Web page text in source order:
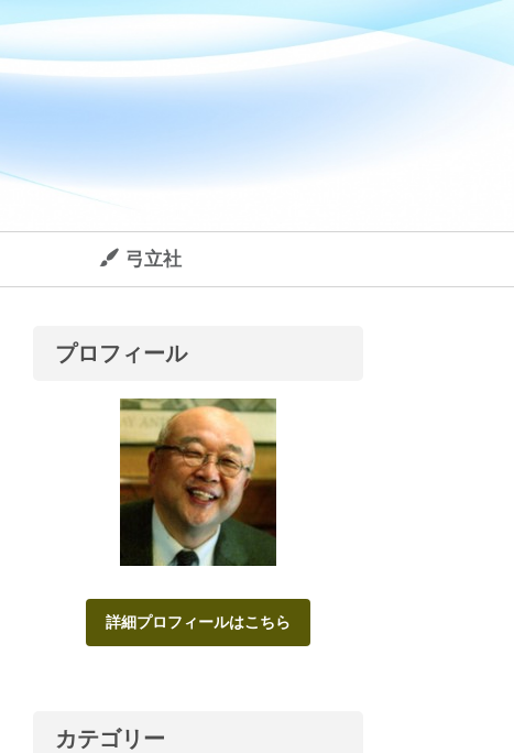
弓立社
プロフィール
詳細プロフィールはこちら
カテゴリー